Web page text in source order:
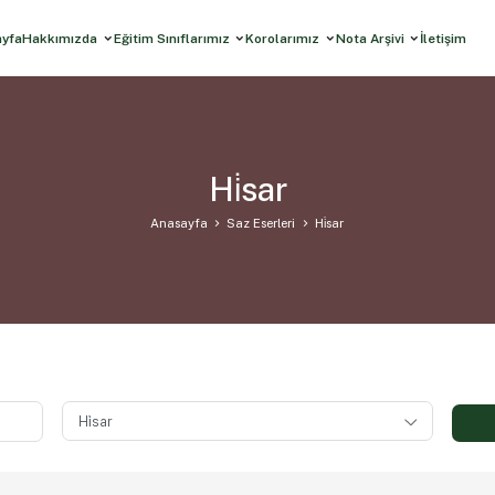
Hakkımızda Eğitim Sınıflarımız Korolarımız Nota Arşivi İletişim
Hi̇sar
Anasayfa Saz Eserleri Hi̇sar